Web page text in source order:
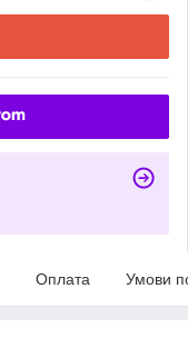
Оплата Умови